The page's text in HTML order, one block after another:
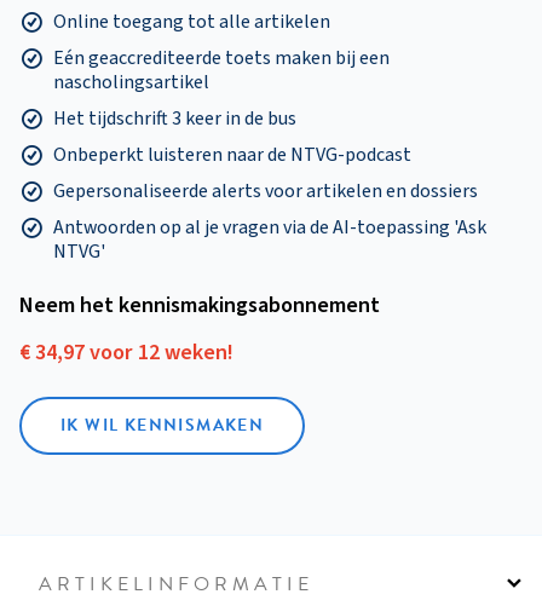
Online toegang tot alle artikelen
Eén geaccrediteerde toets maken bij een
nascholingsartikel
Het tijdschrift 3 keer in de bus
Onbeperkt luisteren naar de NTVG-podcast
Gepersonaliseerde alerts voor artikelen en dossiers
Antwoorden op al je vragen via de AI-toepassing 'Ask
NTVG'
Neem het kennismakings­abonnement
€ 34,97 voor 12 weken!
IK WIL KENNISMAKEN
ARTIKELINFORMATIE